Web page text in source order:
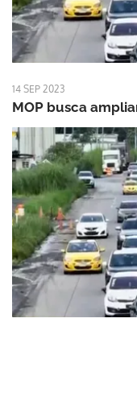
14 SEP 2023
MOP busca